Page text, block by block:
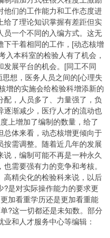
他们的工作能力和工作态度进
了理论知识掌握有差距但实
一个不同的入编方式。这无
下干着相同的工作，[动态核增
入本科室的检验人有了机会，
展平台的机会。[同工不同
想，医务人员之间的[心理失
增的实施会给检验科增添新的
，人员多了、力量强了，负
渐减少，医疗人才的流动也
上增加了编制的数量，给了
体来看，动态核增更倾向于
需调整。随着近几年的发展
，编制可能不再是一种永久
需要强有力的竞争和考核。
高精尖化的检验科来说，以后
?是对实际操作能力的要求更
加看重学历还是更加看重能
?这一切都还是未知数。部分
和人才服务中心等编辑：